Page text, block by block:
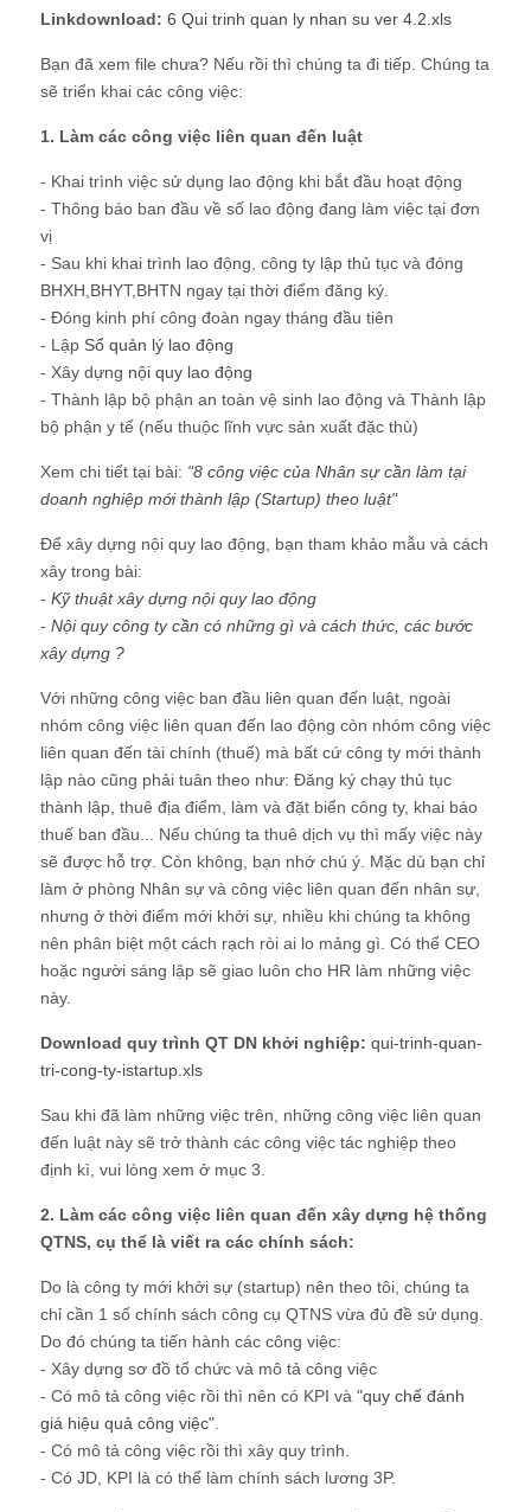
Linkdownload: 6 Qui trinh quan ly nhan su ver 4.2.xls
Bạn đã xem file chưa? Nếu rồi thì chúng ta đi tiếp. Chúng ta
sẽ triển khai các công việc:
1. Làm các công việc liên quan đến luật
- Khai trình việc sử dụng lao động khi bắt đầu hoạt động
- Thông báo ban đầu về số lao động đang làm việc tại đơn
vị
- Sau khi khai trình lao động, công ty lập thủ tục và đóng
BHXH,BHYT,BHTN ngay tại thời điểm đăng ký.
- Đóng kinh phí công đoàn ngay tháng đầu tiên
- Lập Sổ quản lý lao động
- Xây dựng nội quy lao động
- Thành lập bộ phận an toàn vệ sinh lao động và Thành lập
bộ phận y tế (nếu thuộc lĩnh vực sản xuất đặc thù)
Xem chi tiết tại bài: "8 công việc của Nhân sự cần làm tại
doanh nghiệp mới thành lập (Startup) theo luật"
Để xây dựng nội quy lao động, bạn tham khảo mẫu và cách
xây trong bài:
- Kỹ thuật xây dựng nội quy lao động
- Nội quy công ty cần có những gì và cách thức, các bước
xây dựng ?
Với những công việc ban đầu liên quan đến luật, ngoài
nhóm công việc liên quan đến lao động còn nhóm công việc
liên quan đến tài chính (thuế) mà bất cứ công ty mới thành
lập nào cũng phải tuân theo như: Đăng ký chạy thủ tục
thành lập, thuê địa điểm, làm và đặt biển công ty, khai báo
thuế ban đầu... Nếu chúng ta thuê dịch vụ thì mấy việc này
sẽ được hỗ trợ. Còn không, bạn nhớ chú ý. Mặc dù bạn chỉ
làm ở phòng Nhân sự và công việc liên quan đến nhân sự,
nhưng ở thời điểm mới khởi sự, nhiều khi chúng ta không
nên phân biệt một cách rạch ròi ai lo mảng gì. Có thể CEO
hoặc người sáng lập sẽ giao luôn cho HR làm những việc
này.
Download quy trình QT DN khởi nghiệp: qui-trinh-quan-
tri-cong-ty-istartup.xls
Sau khi đã làm những việc trên, những công việc liên quan
đến luật này sẽ trở thành các công việc tác nghiệp theo
định kì, vui lòng xem ở mục 3.
2. Làm các công việc liên quan đến xây dựng hệ thống
QTNS, cụ thể là viết ra các chính sách:
Do là công ty mới khởi sự (startup) nên theo tôi, chúng ta
chỉ cần 1 số chính sách công cụ QTNS vừa đủ đề sử dụng.
Do đó chúng ta tiến hành các công việc:
- Xây dựng sơ đồ tổ chức và mô tả công việc
- Có mô tả công việc rồi thì nên có KPI và "quy chế đánh
giá hiệu quả công việc".
- Có mô tả công việc rồi thì xây quy trình.
- Có JD, KPI là có thể làm chính sách lương 3P.